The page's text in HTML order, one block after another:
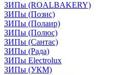
ЗИПы (ROALBAKERY)
ЗИПы (Позис)
ЗИПы (Полаир)
ЗИПы (Полюс)
ЗИПы (Сантас)
ЗИПы (Рада)
ЗИПы Electrolux
ЗИПы (УКМ)